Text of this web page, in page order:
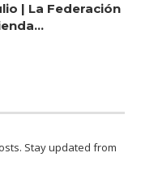
| La Federación
Stay updated from